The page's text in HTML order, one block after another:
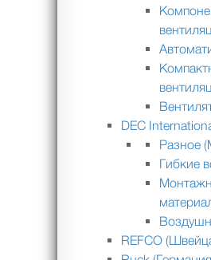
DEC
Разное
Гибкие
REFCO